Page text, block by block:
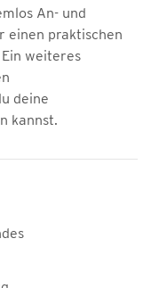
An- und
einen praktischen
Ein weiteres
deine
kannst.